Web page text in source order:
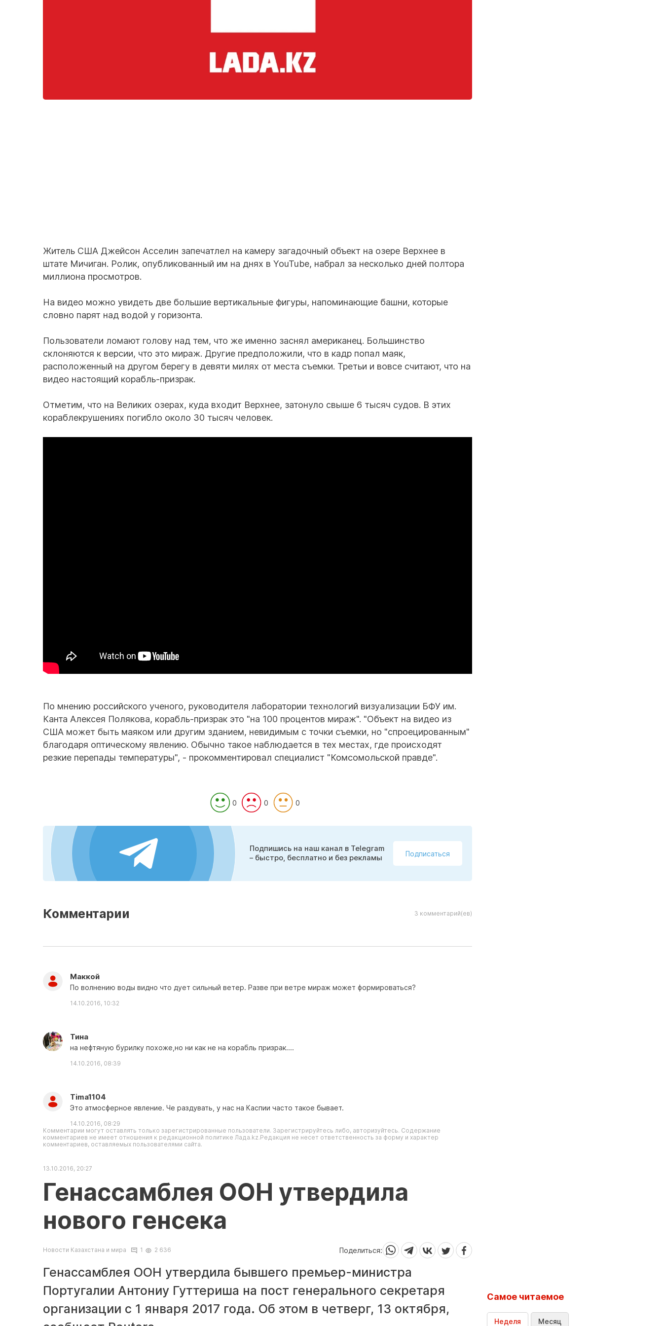
Житель США Джейсон Асселин запечатлел на камеру загадочный объект на озере Верхнее в
штате Мичиган. Ролик, опубликованный им на днях в YouTube, набрал за несколько дней полтора
миллиона просмотров.
На видео можно увидеть две большие вертикальные фигуры, напоминающие башни, которые
словно парят над водой у горизонта.
Пользователи ломают голову над тем, что же именно заснял американец. Большинство
склоняются к версии, что это мираж. Другие предположили, что в кадр попал маяк,
расположенный на другом берегу в девяти милях от места съемки. Третьи и вовсе считают, что на
видео настоящий корабль-призрак.
Отметим, что на Великих озерах, куда входит Верхнее, затонуло свыше 6 тысяч судов. В этих
кораблекрушениях погибло около 30 тысяч человек.
По мнению российского ученого, руководителя лаборатории технологий визуализации БФУ им.
Канта Алексея Полякова, корабль-призрак это "на 100 процентов мираж". "Объект на видео из
США может быть маяком или другим зданием, невидимым с точки съемки, но "спроецированным"
благодаря оптическому явлению. Обычно такое наблюдается в тех местах, где происходят
резкие перепады температуры", - прокомментировал специалист "Комсомольской правде".
0 0 0
Подпишись на наш канал в Telegram
– быстро, бесплатно и без рекламы
Подписаться
Комментарии 3 комментарий(ев)
Маккой
По волнению воды видно что дует сильный ветер. Разве при ветре мираж может формироваться?
14.10.2016, 10:32
Тина
на нефтяную бурилку похоже,но ни как не на корабль призрак....
14.10.2016, 08:39
Tima1104
Это атмосферное явление. Че раздувать, у нас на Каспии часто такое бывает.
14.10.2016, 08:29
Комментарии могут оставлять только зарегистрированные пользователи. Зарегистрируйтесь либо, авторизуйтесь. Содержание
комментариев не имеет отношения к редакционной политике Лада.kz.Редакция не несет ответственность за форму и характер
комментариев, оставляемых пользователями сайта.
13.10.2016, 20:27
Генассамблея ООН утвердила
нового генсека
Новости Казахстана и мира 1 2 636 Поделиться:
Генассамблея ООН утвердила бывшего премьер-министра
Португалии Антониу Гуттериша на пост генерального секретаря
организации с 1 января 2017 года. Об этом в четверг, 13 октября,
Самое читаемое
Неделя Месяц